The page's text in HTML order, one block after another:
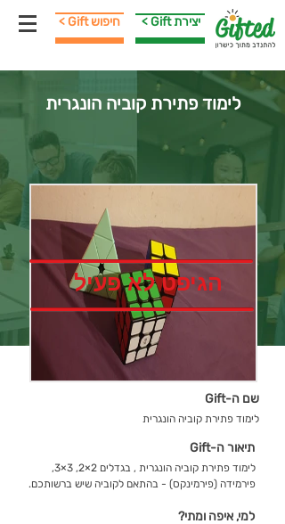
< Gift חיפוש < Gift יצירת
לימוד פתירת קוביה הונגרית
הגיפט לא פעיל
שם ה-Gift
לימוד פתירת קוביה הונגרית
תיאור ה-Gift
לימוד פתירת קוביה הונגרית , בגדלים 2×2, 3×3,
פירמידה (פירמינקס) - בהתאם לקוביה שיש ברשותכם.
למי, איפה ומתי?